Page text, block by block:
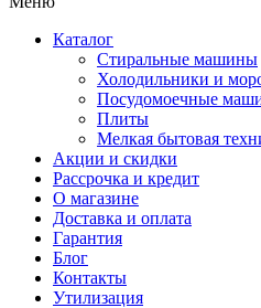
Каталог
Стиральные машины
Холодильники и
Посудомоечные
Плиты
Мелкая бытовая
Акции и скидки
Рассрочка и кредит
О магазине
Доставка и оплата
Гарантия
Блог
Контакты
Утилизация